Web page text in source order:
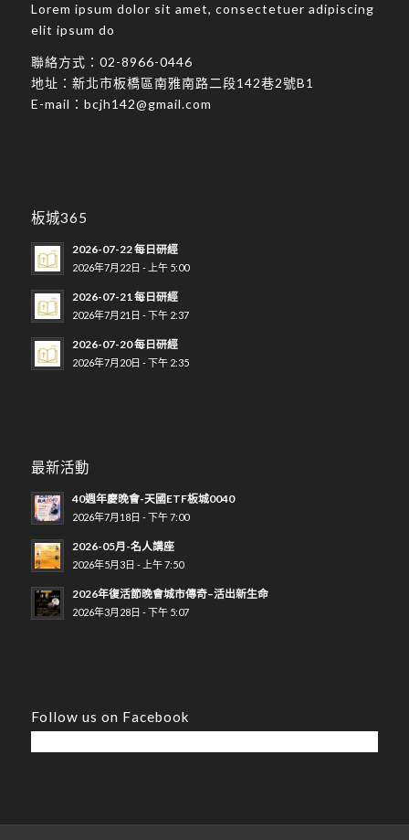
Lorem ipsum dolor sit amet, consectetuer adipiscing
elit ipsum do
聯絡方式： 02-8966-0446
地址： 新北市板橋區南雅南路二段142巷2號B1
E-mail： bcjh142@gmail.com
板城365
2026-07-22 每日研經
2026年7月22日 - 上午 5:00
2026-07-21 每日研經
2026年7月21日 - 下午 2:37
2026-07-20 每日研經
2026年7月20日 - 下午 2:35
最新活動
40週年慶晚會-天國ETF板城0040
2026年7月18日 - 下午 7:00
2026-05月-名人講座
2026年5月3日 - 上午 7:50
2026年復活節晚會城市傳奇–活出新生命
2026年3月28日 - 下午 5:07
Follow us on Facebook